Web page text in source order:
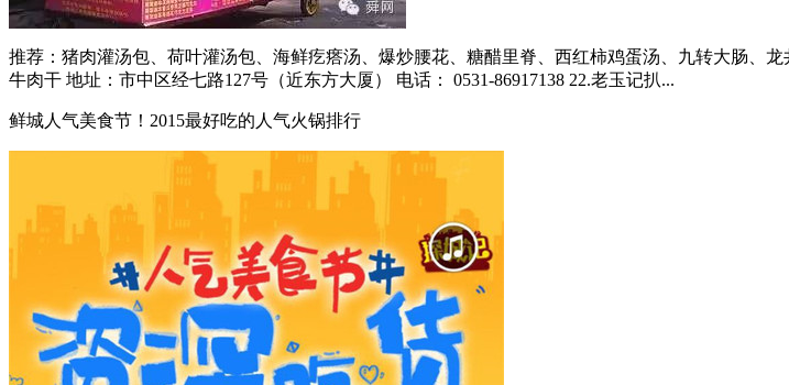
推荐：猪肉灌汤包、荷叶灌汤包、海鲜疙瘩汤、爆炒腰花、糖醋里脊、西红柿鸡蛋汤、九转大肠、
牛肉干 地址：市中区经七路127号（近东方大厦） 电话： 0531-86917138 22.老玉记扒...
鲜城人气美食节！2015最好吃的人气火锅排行